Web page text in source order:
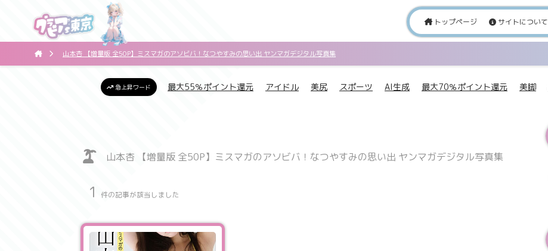
トップページ サイトについて
山本杏 【増量版 全50P】ミスマガのアソビバ！なつやすみの思い出 ヤンマガデジタル写真集
急上昇ワード 最大55％ポイント還元 アイドル 美尻 スポーツ AI生成 最大70％ポイント還元 美脚
山本杏 【増量版 全50P】ミスマガのアソビバ！なつやすみの思い出 ヤンマガデジタル写真集
1 件の記事が該当しました